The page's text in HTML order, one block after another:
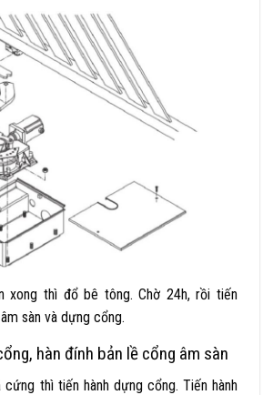
xong thì đổ bê tông. Chờ 24h, rồi tiến
sàn và dựng cổng.
hàn đính bản lề cổng âm sàn
cứng thì tiến hành dựng cổng. Tiến hành